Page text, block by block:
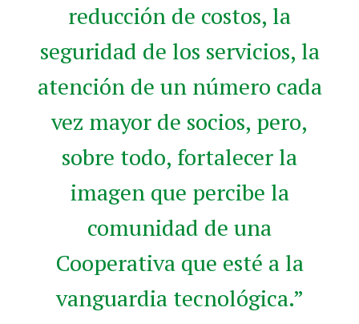
reducción de costos, la
seguridad de los servicios, la
atención de un número cada
vez mayor de socios, pero,
sobre todo, fortalecer la
imagen que percibe la
comunidad de una
Cooperativa que esté a la
vanguardia tecnológica.”